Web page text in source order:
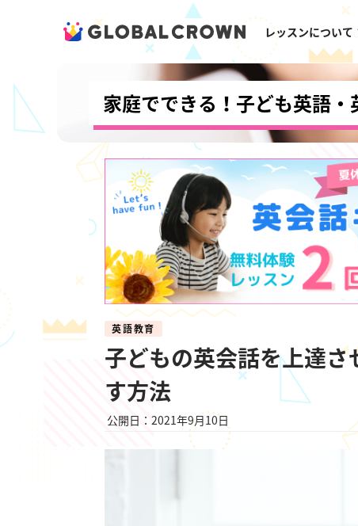
レッスンについて
家庭でできる！子ども英語
英語教育
子どもの英会話を上達
す方法
公開日：2021年9月10日